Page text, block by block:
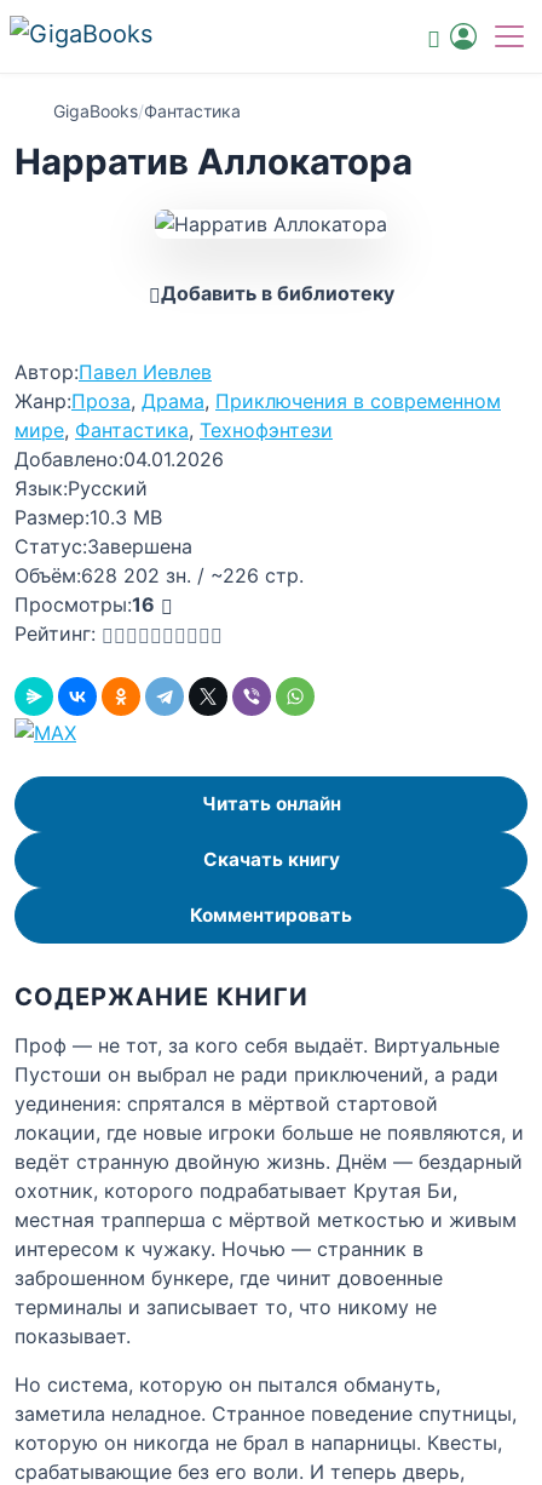
GigaBooks/Фантастика
Нарратив Аллокатора
Добавить в библиотеку
Автор:Павел Иевлев
Жанр:Проза, Драма, Приключения в современном
мире, Фантастика, Технофэнтези
Добавлено:04.01.2026
Язык:Русский
Размер:10.3 MB
Статус:Завершена
Объём:628 202 зн. / ~226 стр.
Просмотры:16
Рейтинг:
Читать онлайн
Скачать книгу
Комментировать
СОДЕРЖАНИЕ КНИГИ
Проф — не тот, за кого себя выдаёт. Виртуальные
Пустоши он выбрал не ради приключений, а ради
уединения: спрятался в мёртвой стартовой
локации, где новые игроки больше не появляются, и
ведёт странную двойную жизнь. Днём — бездарный
охотник, которого подрабатывает Крутая Би,
местная трапперша с мёртвой меткостью и живым
интересом к чужаку. Ночью — странник в
заброшенном бункере, где чинит довоенные
терминалы и записывает то, что никому не
показывает.
Но система, которую он пытался обмануть,
заметила неладное. Странное поведение спутницы,
которую он никогда не брал в напарницы. Квесты,
срабатывающие без его воли. И теперь дверь,